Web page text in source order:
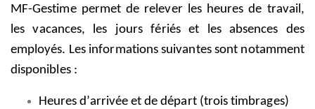
MF-Gestime permet de relever les heures de travail,
les vacances, les jours fériés et les absences des
employés. Les informations suivantes sont notamment
disponibles :
Heures d’arrivée et de départ (trois timbrages)